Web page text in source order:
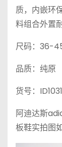
质，内嵌环
料组合外置
尺码：36-
品质：纯原
货号：ID1031
阿迪达斯
板鞋实拍图